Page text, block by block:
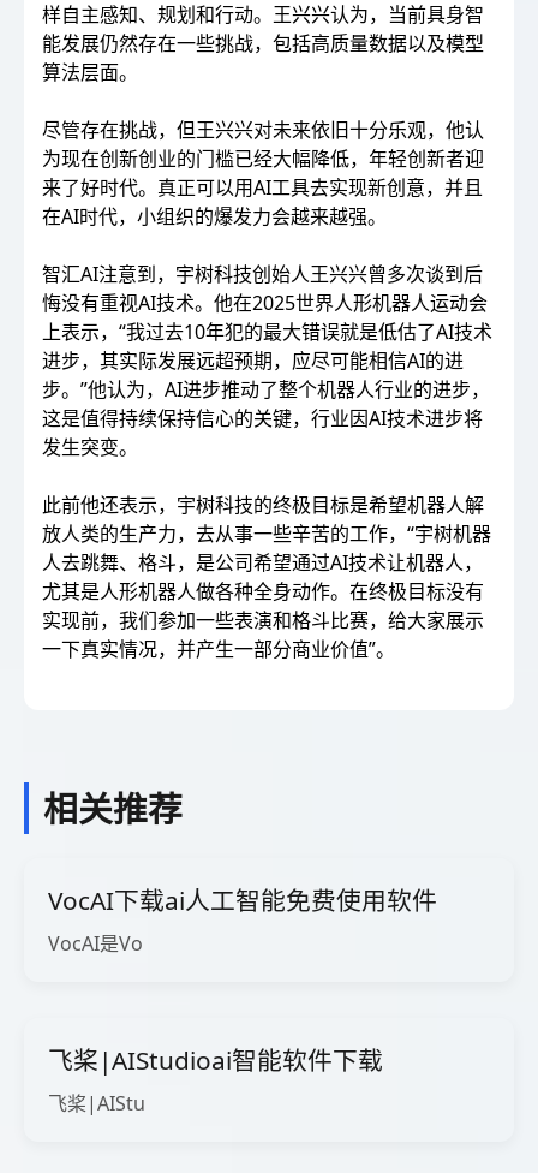
样自主感知、规划和行动。王兴兴认为，当前具身智
能发展仍然存在一些挑战，包括高质量数据以及模型
算法层面。
尽管存在挑战，但王兴兴对未来依旧十分乐观，他认
为现在创新创业的门槛已经大幅降低，年轻创新者迎
来了好时代。真正可以用AI工具去实现新创意，并且
在AI时代，小组织的爆发力会越来越强。
智汇AI注意到，宇树科技创始人王兴兴曾多次谈到后
悔没有重视AI技术。他在2025世界人形机器人运动会
上表示，“我过去10年犯的最大错误就是低估了AI技术
进步，其实际发展远超预期，应尽可能相信AI的进
步。”他认为，AI进步推动了整个机器人行业的进步，
这是值得持续保持信心的关键，行业因AI技术进步将
发生突变。
此前他还表示，宇树科技的终极目标是希望机器人解
放人类的生产力，去从事一些辛苦的工作，“宇树机器
人去跳舞、格斗，是公司希望通过AI技术让机器人，
尤其是人形机器人做各种全身动作。在终极目标没有
实现前，我们参加一些表演和格斗比赛，给大家展示
一下真实情况，并产生一部分商业价值”。
相关推荐
VocAI下载ai人工智能免费使用软件
VocAI是Vo
飞桨|AIStudioai智能软件下载
飞桨|AIStu